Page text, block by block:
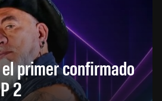
primer confirmado
2